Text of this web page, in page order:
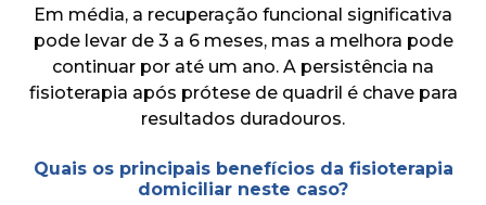
Em média, a recuperação funcional significativa
pode levar de 3 a 6 meses, mas a melhora pode
continuar por até um ano. A persistência na
fisioterapia após prótese de quadril é chave para
resultados duradouros.
Quais os principais benefícios da fisioterapia
domiciliar neste caso?